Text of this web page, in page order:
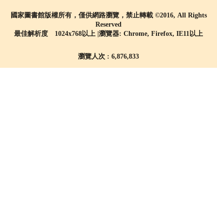
國家圖書館版權所有，僅供網路瀏覽，禁止轉載 ©2016, All Rights
Reserved
最佳解析度 1024x768以上 |瀏覽器: Chrome, Firefox, IE11以上
瀏覽人次 : 6,876,833